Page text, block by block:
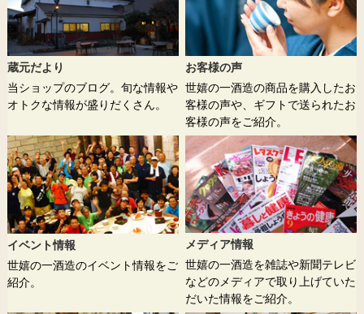
蔵元だより
当ショップのブログ。旬な情報や
オトクな情報が盛りだくさん。
お客様の声
世嬉の一酒造の商品を購入したお
客様の声や、ギフトで送られたお
客様の声をご紹介。
イベント情報
世嬉の一酒造のイベント情報をご
紹介。
メディア情報
世嬉の一酒造を雑誌や新聞テレビ
などのメディアで取り上げていた
だいた情報をご紹介。